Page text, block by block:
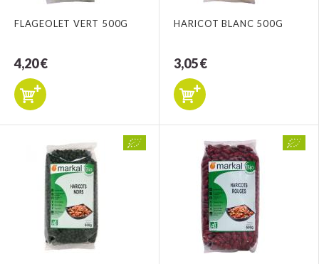
FLAGEOLET VERT 500G
4,20 €
HARICOT BLANC 500G
3,05 €